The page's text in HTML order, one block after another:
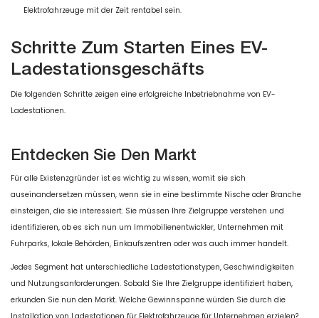
Elektrofahrzeuge mit der Zeit rentabel sein.
Schritte Zum Starten Eines EV-
Ladestationsgeschäfts
Die folgenden Schritte zeigen eine erfolgreiche Inbetriebnahme von EV-
Ladestationen.
Entdecken Sie Den Markt
Für alle Existenzgründer ist es wichtig zu wissen, womit sie sich
auseinandersetzen müssen, wenn sie in eine bestimmte Nische oder Branche
einsteigen, die sie interessiert. Sie müssen Ihre Zielgruppe verstehen und
identifizieren, ob es sich nun um Immobilienentwickler, Unternehmen mit
Fuhrparks, lokale Behörden, Einkaufszentren oder was auch immer handelt.
Jedes Segment hat unterschiedliche Ladestationstypen, Geschwindigkeiten
und Nutzungsanforderungen. Sobald Sie Ihre Zielgruppe identifiziert haben,
erkunden Sie nun den Markt. Welche Gewinnspanne würden Sie durch die
Installation von Ladestationen für Elektrofahrzeuge für Unternehmen erzielen?